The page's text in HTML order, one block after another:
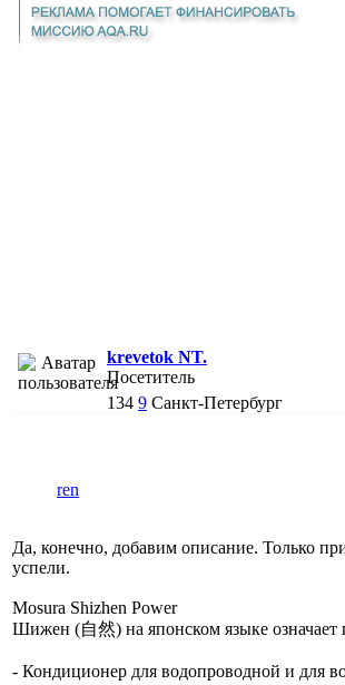
krevetok NT.
Посетитель
134 9 Санкт-Петербург
ren
Да, конечно, добавим описание. Только
успели.
Mosura Shizhen Power
Шижен (自然) на японском языке означает
- Кондиционер для водопроводной и для